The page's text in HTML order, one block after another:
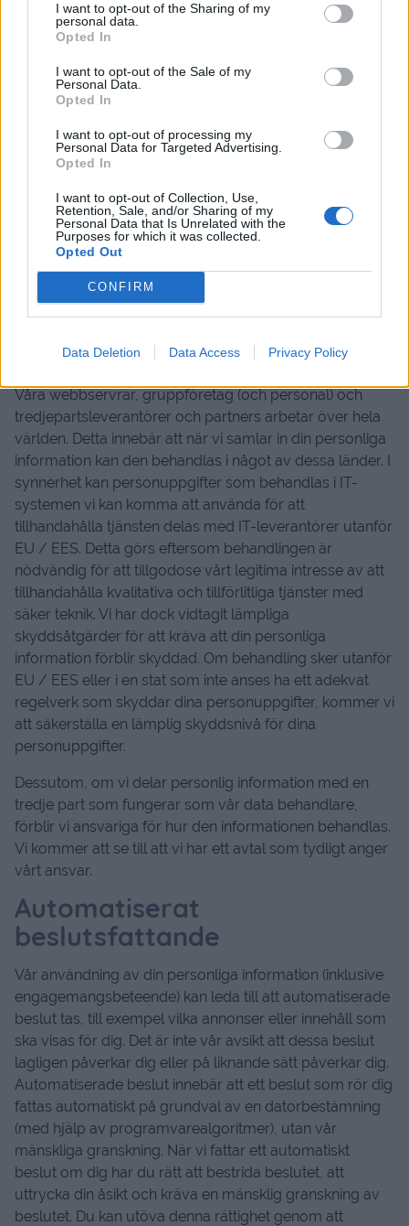
I want to opt-out of the Sharing of my
personal data.
Opted In
I want to opt-out of the Sale of my
Personal Data.
Opted In
I want to opt-out of processing my
Personal Data for Targeted Advertising.
Opted In
I want to opt-out of Collection, Use,
Retention, Sale, and/or Sharing of my
Personal Data that Is Unrelated with the
Purposes for which it was collected.
Opted Out
CONFIRM
Data Deletion Data Access Privacy Policy
post är inte helt säkert. Även om vi kommer att vidta
åtgärder för att skydda din information kan vi inte
hemsidan.
dig där vi har ett pågående legitimt affärsbehov att göra
det (till exempel för att förse dig med en tjänst du har
redovisningskrav). Nyhetsbrev etc. När vi inte har något
pågående legitimt affärsbehov att behandla din
personliga information kommer vi antingen att radera
eller anonymisera den eller, om detta inte är möjligt (till
exempel eftersom din personliga information har lagrats
i reservarkiv), kommer vi att lagra din personliga
tills raderingen är möjlig.
Våra webbservrar, gruppföretag (och personal) och
tredjepartsleverantörer och partners arbetar över hela
världen. Detta innebär att när vi samlar in din personliga
information kan den behandlas i något av dessa länder. I
synnerhet kan personuppgifter som behandlas i IT-
systemen vi kan komma att använda för att
tillhandahålla tjänsten delas med IT-leverantörer utanför
EU / EES. Detta görs eftersom behandlingen är
nödvändig för att tillgodose vårt legitima intresse av att
tillhandahålla kvalitativa och tillförlitliga tjänster med
säker teknik. Vi har dock vidtagit lämpliga
skyddsåtgärder för att kräva att din personliga
information förblir skyddad. Om behandling sker utanför
EU / EES eller i en stat som inte anses ha ett adekvat
regelverk som skyddar dina personuppgifter, kommer vi
att säkerställa en lämplig skyddsnivå för dina
personuppgifter.
Dessutom, om vi delar personlig information med en
tredje part som fungerar som vår data behandlare,
förblir vi ansvariga för hur den informationen behandlas.
Vi kommer att se till att vi har ett avtal som tydligt anger
vårt ansvar.
Automatiserat
beslutsfattande
Vår användning av din personliga information (inklusive
engagemangsbeteende) kan leda till att automatiserade
beslut tas, till exempel vilka annonser eller innehåll som
ska visas för dig. Det är inte vår avsikt att dessa beslut
lagligen påverkar dig eller på liknande sätt påverkar dig.
Automatiserade beslut innebär att ett beslut som rör dig
fattas automatiskt på grundval av en datorbestämning
(med hjälp av programvarealgoritmer), utan vår
mänskliga granskning. När vi fattar ett automatiskt
beslut om dig har du rätt att bestrida beslutet, att
uttrycka din åsikt och kräva en mänsklig granskning av
beslutet. Du kan utöva denna rättighet genom att